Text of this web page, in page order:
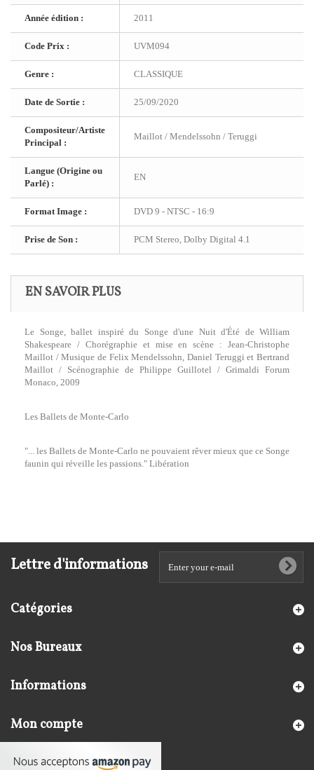
Année édition : 2011
Code Prix : UVM094
Genre : CLASSIQUE
Date de Sortie : 25/09/2020
Compositeur/Artiste
Principal :
Maillot / Mendelssohn / Teruggi
Langue (Origine ou
Parlé) :
EN
Format Image : DVD 9 - NTSC - 16:9
Prise de Son : PCM Stereo, Dolby Digital 4.1
EN SAVOIR PLUS
Le Songe, ballet inspiré du Songe d'une Nuit d'Été de William
Shakespeare / Chorégraphie et mise en scène : Jean-Christophe
Maillot / Musique de Felix Mendelssohn, Daniel Teruggi et Bertrand
Maillot / Scénographie de Philippe Guillotel / Grimaldi Forum
Monaco, 2009
Les Ballets de Monte-Carlo
"... les Ballets de Monte-Carlo ne pouvaient rêver mieux que ce Songe
faunin qui réveille les passions." Libération
Lettre d'informations
Catégories
Nos Bureaux
Informations
Mon compte